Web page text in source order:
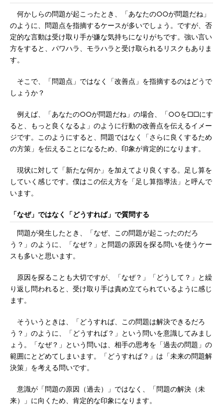
何かしらの問題が起こったとき、「あなたの○○が問題だね」
のように、問題点を指摘するケースが多いでしょう。ですが、否
定的な言動は受け取り手が嫌な気持ちになりがちです。強い言い
方をすると、パワハラ、モラハラと受け取られるリスクもありま
す。
そこで、「問題点」ではなく「改善点」を指摘するのはどうで
しょうか？
例えば、「あなたの○○が問題だね」の場合、「○○を□□にす
ると、もっと良くなるよ」のように行動の改善点を伝えるイメー
ジです。このようにすると、問題ではなく「さらに良くするため
の方策」を伝えることになるため、印象が肯定的になります。
現状に対して「新たな何か」を加えてより良くする。足し算を
していく感じです。僕はこの伝え方を「足し算指導法」と呼んで
います。
「なぜ」ではなく「どうすれば」で質問する
問題が発生したとき、「なぜ、この問題が起こったのだろ
う？」のように、「なぜ？」と問題の原因を探る問いを使うケー
スも多いと思います。
原因を探ることも大切ですが、「なぜ？」「どうして？」と繰
り返し問われると、受け取り手は責め立てられているように感じ
ます。
そういうときは、「どうすれば、この問題は解決できるだろ
う？」のように、「どうすれば？」という問いを意識してみまし
ょう。「なぜ？」という問いは、相手の思考を「過去の問題」の
範囲にとどめてしまいます。「どうすれば？」は「未来の問題解
決策」を考える問いです。
意識が「問題の原因（過去）」ではなく、「問題の解決（未
来）」に向くため、肯定的な印象になります。